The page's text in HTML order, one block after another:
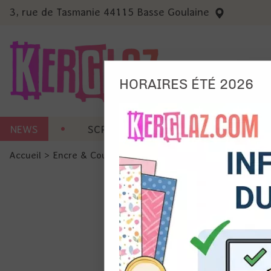
3, rue de Tasmanie 44115 Basse Goulaine
NEWS SCRAP CARTERIE MACHINES
Accueil > Encre & Couleur > >
Ils
et du
précises
Si vous
de la
HORAIRES ÉTÉ 2026